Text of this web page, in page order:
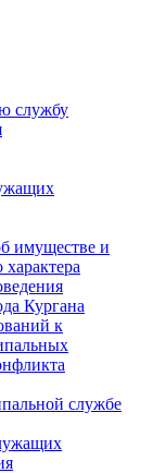
службу
имуществе и
Кургана
к
службе